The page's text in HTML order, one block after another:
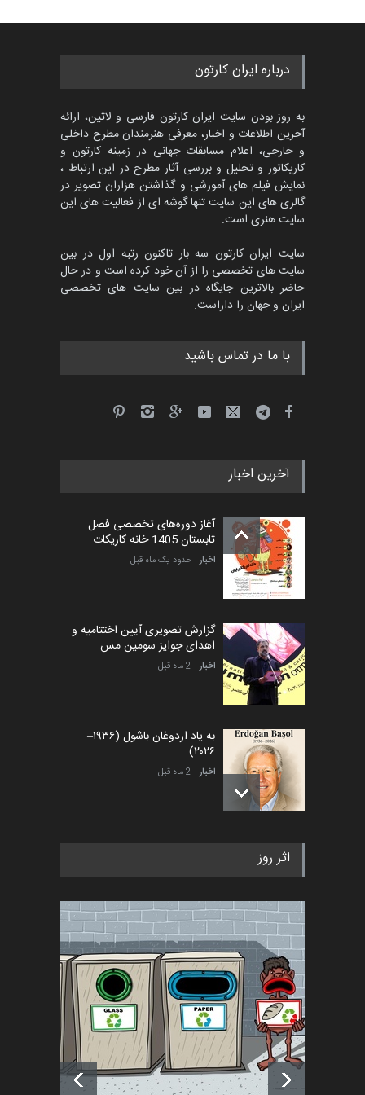
جشنواره بین‌المللی کارتون
مدارس پرتغال، ۲۰۲۷
پنجمین مسابقۀ بین‌المللی
کارتون طنز «کلاه‌ای…
مهلت 5 ماه دیگر
بیست و هشتمین مسابقه
بین‌المللی آزاد طراحی ط…
مهلت
گالری حدود یک ماه قبل
درباره ایران کارتون
به روز بودن سایت ایران کارتون فارسی و لاتین، ارائه
آخرین اطلاعات و اخبار، معرفی هنرمندان مطرح داخلی
و خارجی، اعلام مسابقات جهانی در زمینه کارتون و
کاریکاتور و تحلیل و بررسی آثار مطرح در این ارتباط ،
نمایش فیلم های آموزشی و گذاشتن هزاران تصویر در
گالری های این سایت تنها گوشه ای از فعالیت های این
سایت هنری است.
سایت ایران کارتون سه بار تاکنون رتبه اول در بین
سایت های تخصصی را از آن خود کرده است و در حال
حاضر بالاترین جایگاه در بین سایت های تخصصی
ایران و جهان را داراست.
با ما در تماس باشید
آخرین اخبار
آغاز دوره‌های تخصصی فصل
تابستان 1405 خانه کاریکات…
اخبار حدود یک ماه قبل
گزارش تصویری آیین اختتامیه و
اهدای جوایز سومین مس…
اخبار 2 ماه قبل
به یاد اردوغان باشول (۱۹۳۶–
۲۰۲۶)
اخبار 2 ماه قبل
رویداد کارگاهی کارتون و پوستر
اخبار 5 ماه قبل
فراخوان رویداد کارگاهی کارتون و
پوستر "ایران سربل…
تسلیت به همکار | سهراب خیری
اخبار 6 ماه قبل
اثر روز